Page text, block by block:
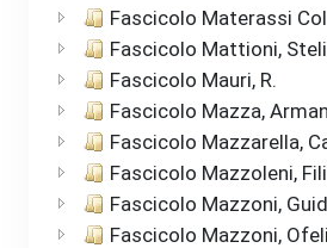
Fascicolo Materassi
Fascicolo Mattioni,
Fascicolo Mauri, R.
Fascicolo Mazza,
Fascicolo Mazzarella,
Fascicolo Mazzoleni,
Fascicolo Mazzoni,
Fascicolo Mazzoni,